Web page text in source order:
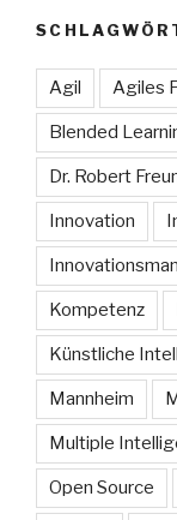
Agil Agiles
Blended
Dr. Robert
Innovation
Kompetenz
Künstliche
Mannheim
Multiple
Open Source